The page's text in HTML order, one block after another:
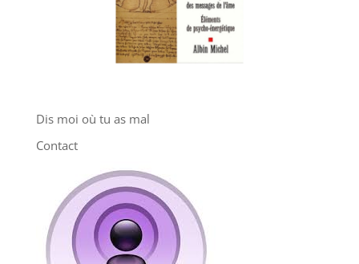
Dis moi où tu as mal
Contact